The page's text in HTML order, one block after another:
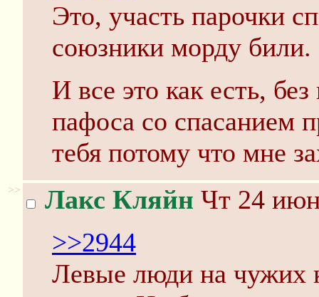
Это, участь парочки
союзники морду били.
И все это как есть,
пафоса со спасанием
тебя потому что мне
>> Лакс Кляйн Чт 24
>>2944
Левые люди на чужих